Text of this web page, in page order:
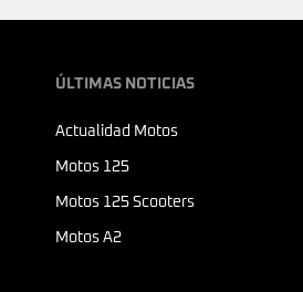
ÚLTIMAS NOTICIAS
Actualidad Motos
Motos 125
Motos 125 Scooters
Motos A2